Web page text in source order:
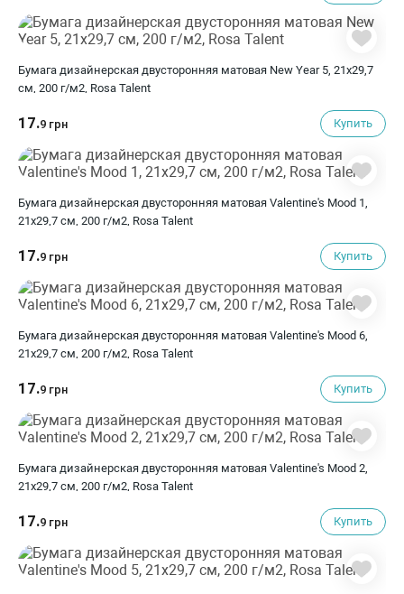
Бумага дизайнерская двусторонняя матовая New Year 5, 21х29,7
см, 200 г/м2, Rosa Talent
17.9 грн Купить
Бумага дизайнерская двусторонняя матовая Valentine's Mood 1,
21х29,7 см, 200 г/м2, Rosa Talent
17.9 грн Купить
Бумага дизайнерская двусторонняя матовая Valentine's Mood 6,
21х29,7 см, 200 г/м2, Rosa Talent
17.9 грн Купить
Бумага дизайнерская двусторонняя матовая Valentine's Mood 2,
21х29,7 см, 200 г/м2, Rosa Talent
17.9 грн Купить